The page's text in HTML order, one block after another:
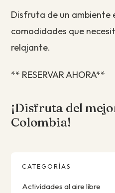
Disfruta de un ambiente
comodidades que
relajante.
** RESERVAR AHORA**
¡Disfruta del
Colombia!
CATEGORÍAS
Actividades al aire libre